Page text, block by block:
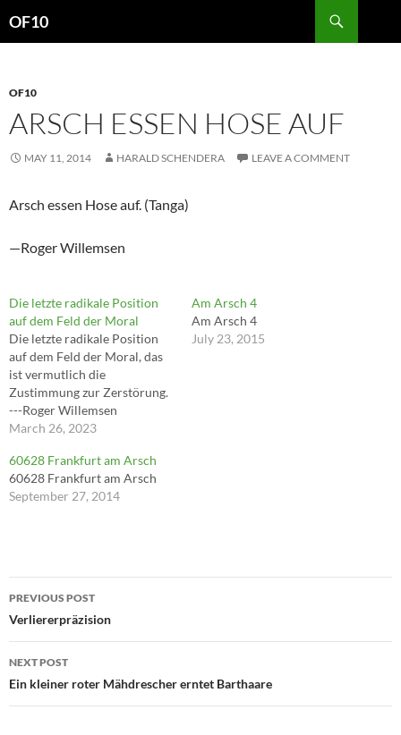
OF10
OF10
ARSCH ESSEN HOSE AUF
MAY 11, 2014 HARALD SCHENDERA LEAVE A COMMENT
Arsch essen Hose auf. (Tanga)
—Roger Willemsen
Die letzte radikale Position
auf dem Feld der Moral
Die letzte radikale Position
auf dem Feld der Moral, das
ist vermutlich die
Zustimmung zur Zerstörung.
---Roger Willemsen
March 26, 2023
Am Arsch 4
Am Arsch 4
July 23, 2015
60628 Frankfurt am Arsch
60628 Frankfurt am Arsch
September 27, 2014
Post
navigation
PREVIOUS POST
Verliererpräzision
NEXT POST
Ein kleiner roter Mähdrescher erntet Barthaare